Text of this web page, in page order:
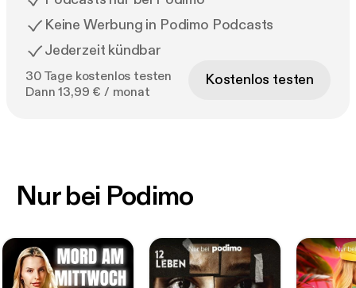
Keine Werbung in Podimo Podcasts
Jederzeit kündbar
30 Tage kostenlos testen
Dann 13,99 € / monat
Kostenlos testen
Nur bei Podimo